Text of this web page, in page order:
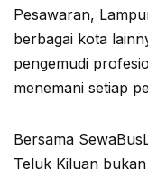
Pesawaran,
berbagai kota
pengemudi
menemani setiap
Bersama
Teluk Kiluan